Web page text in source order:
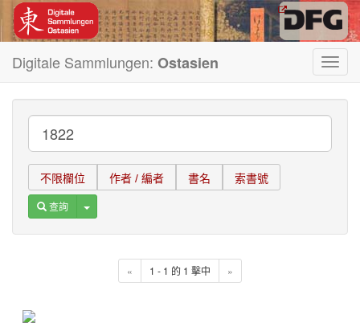
Digitale Sammlungen: Ostasien
不限欄位 作者 / 編者 書名 索書號
查詢 Toggle Dropdown
« 1 - 1 的 1 擊中 »